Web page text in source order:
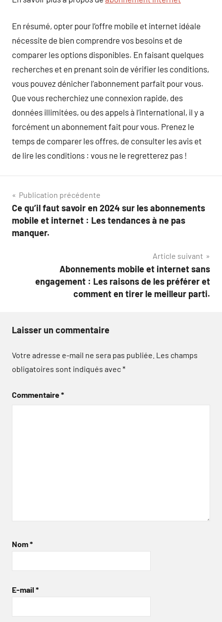
En résumé, opter pour l’offre mobile et internet idéale
nécessite de bien comprendre vos besoins et de
comparer les options disponibles. En faisant quelques
recherches et en prenant soin de vérifier les conditions,
vous pouvez dénicher l’abonnement parfait pour vous.
Que vous recherchiez une connexion rapide, des
données illimitées, ou des appels à l’international, il y a
forcément un abonnement fait pour vous. Prenez le
temps de comparer les offres, de consulter les avis et
de lire les conditions : vous ne le regretterez pas !
Navigation
de
l’article
Publication précédente
Ce qu’il faut savoir en 2024 sur les abonnements
mobile et internet : Les tendances à ne pas
manquer.
Article suivant
Abonnements mobile et internet sans
engagement : Les raisons de les préférer et
comment en tirer le meilleur parti.
Laisser un commentaire
Votre adresse e-mail ne sera pas publiée. Les champs
obligatoires sont indiqués avec*
Commentaire*
Nom*
E-mail *